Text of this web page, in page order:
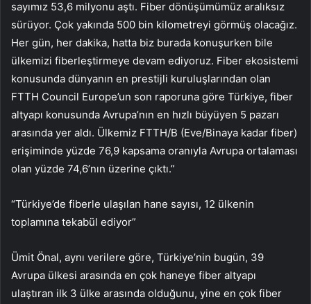
sayımız 53,6 milyonu aştı. Fiber dönüşümümüz aralıksız
sürüyor. Çok yakında 500 bin kilometreyi görmüş olacağız.
Her gün, her dakika, hatta biz burada konuşurken bile
ülkemizi fiberleştirmeye devam ediyoruz. Fiber ekosistemi
konusunda dünyanın en prestijli kuruluşlarından olan
FTTH Council Europe’un son raporuna göre Türkiye, fiber
altyapı konusunda Avrupa’nın en hızlı büyüyen 5 pazarı
arasında yer aldı. Ülkemiz FTTH/B (Eve/Binaya kadar fiber)
erişiminde yüzde 76,9 kapsama oranıyla Avrupa ortalaması
olan yüzde 74,6’nın üzerine çıktı.”
“Türkiye’de fiberle ulaşılan hane sayısı, 12 ülkenin
toplamına tekabül ediyor”
Ümit Önal, aynı verilere göre, Türkiye’nin bugün, 39
Avrupa ülkesi arasında en çok haneye fiber altyapı
ulaştıran ilk 3 ülke arasında olduğunu, yine en çok fiber